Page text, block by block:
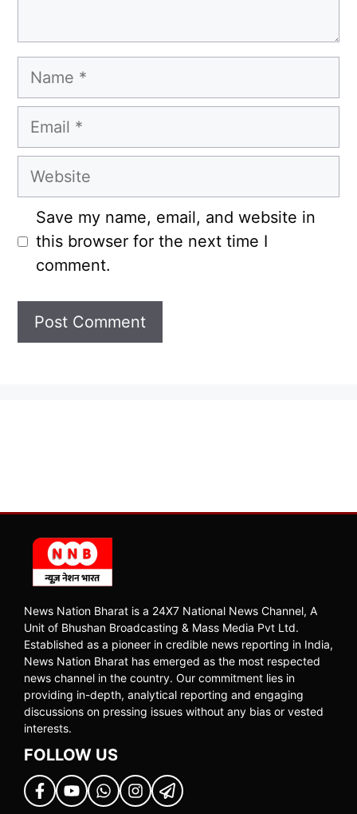
Name
Email
Website
Save my name, email, and website in
this browser for the next time I
comment.
News Nation Bharat is a 24X7 National News Channel, A
Unit of Bhushan Broadcasting & Mass Media Pvt Ltd.
Established as a pioneer in credible news reporting in India,
News Nation Bharat has emerged as the most respected
news channel in the country. Our commitment lies in
providing in-depth, analytical reporting and engaging
discussions on pressing issues without any bias or vested
interests.
FOLLOW US